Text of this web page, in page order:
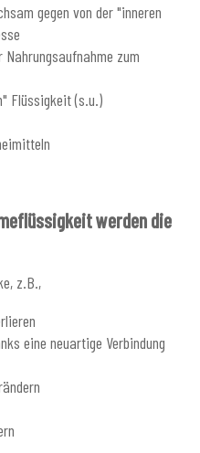
gegen von der "inneren
zum
Flüssigkeit (s.u.)
werden die
z.B.,
eine neuartige Verbindung